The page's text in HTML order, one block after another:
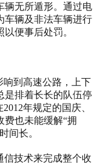
辆无所遁形。通过电
车辆及非法车辆进行
便事后处罚。
到高速公路，上下
是排着长长的队伍停
年规定的国庆、
也未能缓解“拥
间长。
技术来完成整个收